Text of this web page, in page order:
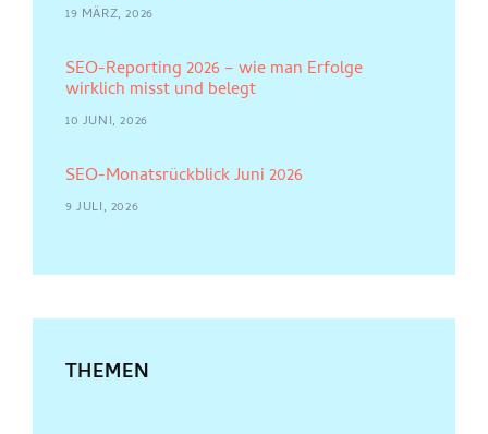
19 MÄRZ, 2026
SEO-Reporting 2026 – wie man Erfolge
wirklich misst und belegt
10 JUNI, 2026
SEO-Monatsrückblick Juni 2026
9 JULI, 2026
THEMEN